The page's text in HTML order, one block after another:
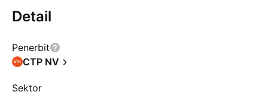
Detail
Penerbit
CTP NV
Sektor